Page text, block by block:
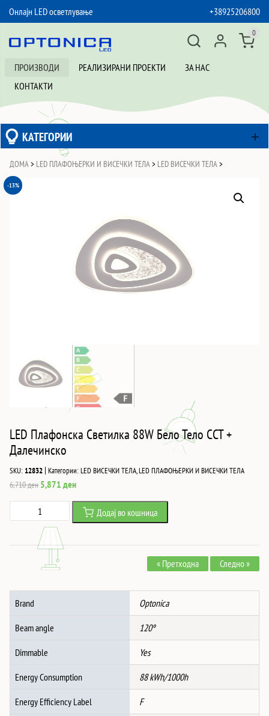
Онлајн LED осветлување
+38925206800
ПРОИЗВОДИ РЕАЛИЗИРАНИ ПРОЕКТИ
ЗА НАС
КОНТАКТИ
0
КАТЕГОРИИ
ДОМА > LED ПЛАФОЊЕРКИ И ВИСЕЧКИ ТЕЛА > LED ВИСЕЧКИ ТЕЛА >
-13%
LED Плафонска Светилка 88W Бело Тело CCT +
Далечинско
SKU:12832 | Категории:LED ВИСЕЧКИ ТЕЛА,LED ПЛАФОЊЕРКИ И ВИСЕЧКИ ТЕЛА
6,710ден Original
was:
6,710 ден.
5,871 денCurrent
price
5,871 ден.
Плафонска
CCT
Далечинско
Додај во кошница
« Претходна Следно »
Brand Optonica
Beam angle 120º
Dimmable Yes
Energy Consumption 88 kWh/1000h
Energy Efficiency Label F